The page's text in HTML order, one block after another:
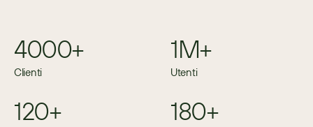
4000+
Clienti
1M+
Utenti
120+ 180+